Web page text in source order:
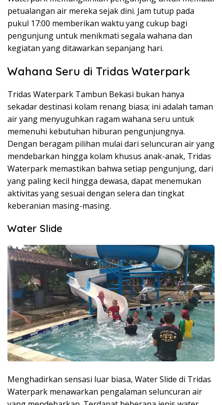
petualangan air mereka sejak dini. Jam tutup pada
pukul 17:00 memberikan waktu yang cukup bagi
pengunjung untuk menikmati segala wahana dan
kegiatan yang ditawarkan sepanjang hari.
Wahana Seru di Tridas Waterpark
Tridas Waterpark Tambun Bekasi bukan hanya
sekadar destinasi kolam renang biasa; ini adalah taman
air yang menyuguhkan ragam wahana seru untuk
memenuhi kebutuhan hiburan pengunjungnya.
Dengan beragam pilihan mulai dari seluncuran air yang
mendebarkan hingga kolam khusus anak-anak, Tridas
Waterpark memastikan bahwa setiap pengunjung, dari
yang paling kecil hingga dewasa, dapat menemukan
aktivitas yang sesuai dengan selera dan tingkat
keberanian masing-masing.
Water Slide
Menghadirkan sensasi luar biasa, Water Slide di Tridas
Waterpark menawarkan pengalaman seluncuran air